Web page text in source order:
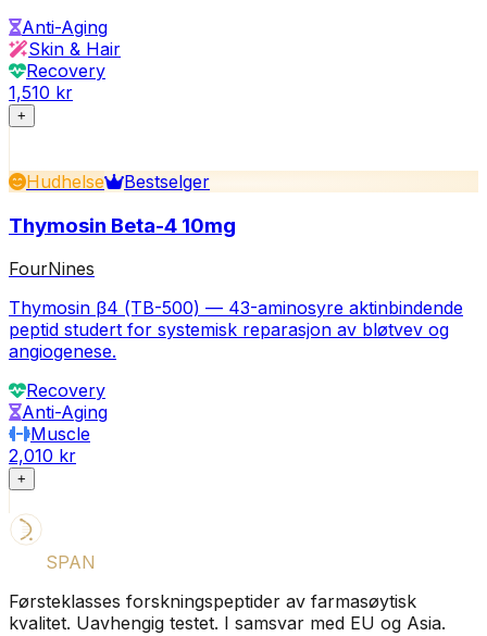
Anti-Aging
Skin & Hair
Recovery
1,510 kr
+
Hudhelse Bestselger
Thymosin Beta-4 10mg
FourNines
Thymosin β4 (TB-500) — 43-aminosyre aktinbindende
peptid studert for systemisk reparasjon av bløtvev og
angiogenese.
Recovery
Anti-Aging
Muscle
2,010 kr
+
SPAN
Førsteklasses forskningspeptider av farmasøytisk
kvalitet. Uavhengig testet. I samsvar med EU og Asia.